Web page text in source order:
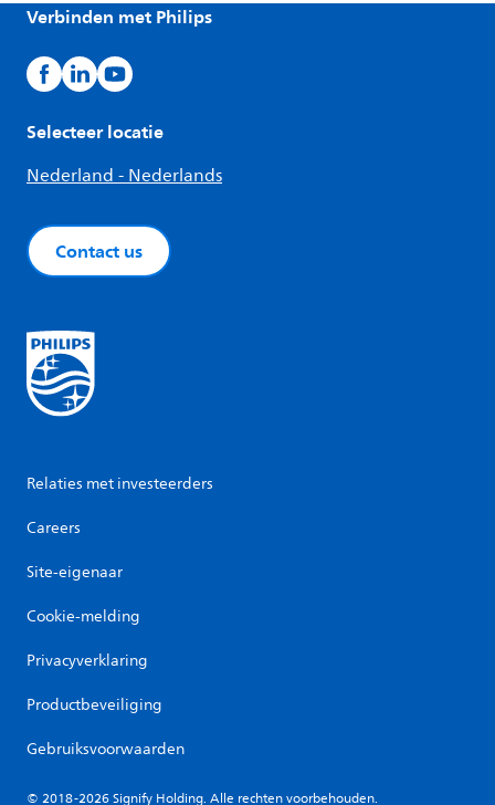
Verbinden met Philips
Selecteer locatie
Nederland - Nederlands
Contact us
Relaties met investeerders
Careers
Site-eigenaar
Cookie-melding
Privacyverklaring
Productbeveiliging
Gebruiksvoorwaarden
© 2018-2026 Signify Holding. Alle rechten voorbehouden.